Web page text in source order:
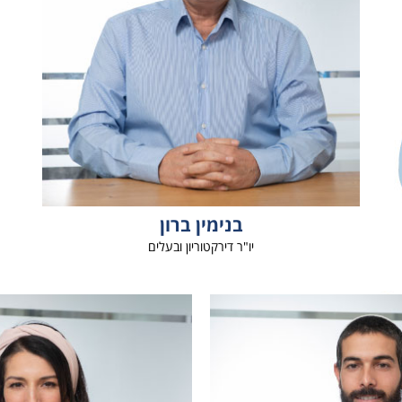
בנימין ברון
יו"ר דירקטוריון ובעלים